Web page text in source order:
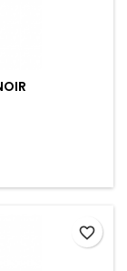
favorite_border